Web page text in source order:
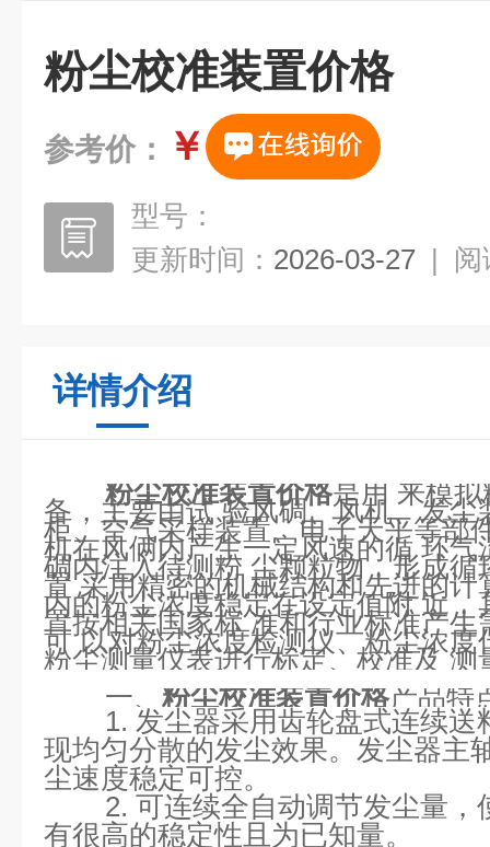
粉尘校准装置价格
参考价： ￥
型号：
更新时间： 2026-03-27 | 阅
详情介绍
粉尘校准装置价格是用 来模
备，主要由试 验风碉、风机、发
柜、空气采样装置、电子天平等部
机在风俩内产生一定风速的循 环
碉内注入待测粉 尘颗粒物，形成
置 采用精密的机械结构和先进的
内的粉尘浓度稳定在设定值附 近
置按相关国家标 准和行业标准产
可 以对粉尘浓度检测仪、粉尘浓
粉尘测量仪表进行标定、校准及 测
一、 粉尘校准装置价格产品特
1. 发尘器采用齿轮盘式连续送
现均匀分散的发尘效果。发尘器主
尘速度稳定可控。
2. 可连续全自动调节发尘量，
有很高的稳定性且为已知量。